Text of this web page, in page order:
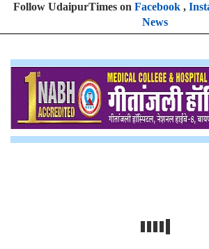
Follow UdaipurTimes on Facebook,
News